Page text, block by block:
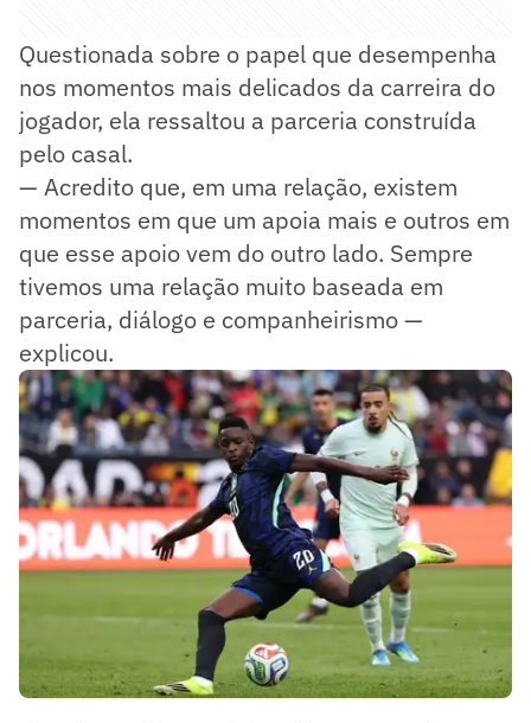
Questionada sobre o papel que desempenha
nos momentos mais delicados da carreira do
jogador, ela ressaltou a parceria construída
pelo casal.
— Acredito que, em uma relação, existem
momentos em que um apoia mais e outros em
que esse apoio vem do outro lado. Sempre
tivemos uma relação muito baseada em
parceria, diálogo e companheirismo —
explicou.